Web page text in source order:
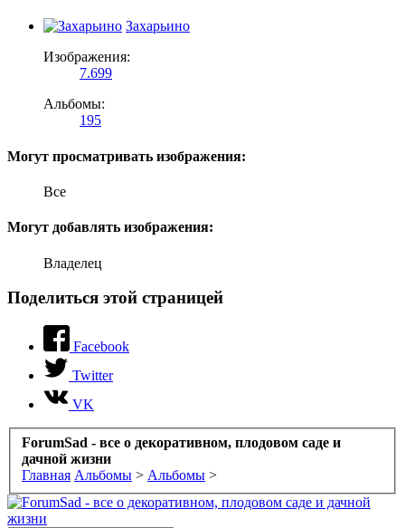
Захарьино
Изображения:
7.699
Альбомы:
195
Могут просматривать изображения:
Все
Могут добавлять изображения:
Владелец
Поделиться этой страницей
Facebook
Twitter
VK
ForumSad - все о декоративном, плодовом саде и
дачной жизни
Главная Альбомы > Альбомы >